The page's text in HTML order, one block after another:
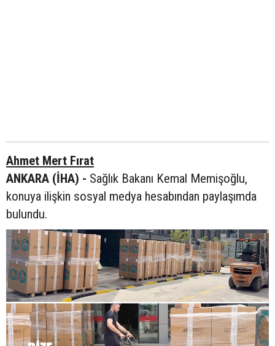
Ahmet Mert Fırat
ANKARA (İHA) - Sağlık Bakanı Kemal Memişoğlu,
konuya ilişkin sosyal medya hesabından paylaşımda
bulundu.